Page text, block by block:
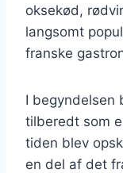
oksekød,
langsomt
franske
I begyndelsen
tilberedt som
tiden blev
en del af det